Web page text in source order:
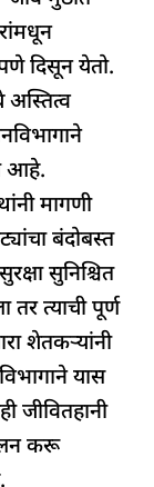
दिसून येतो.
अस्तित्व
आहे.
मागणी
बंदोबस्त
सुनिश्चित
तर त्याची पूर्ण
शेतकऱ्यांनी
यास
जीवितहानी
करू